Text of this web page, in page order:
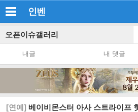
인벤
오픈이슈갤러리
내글 내 댓글
[연예] 베이비몬스터 아사 스트라이프